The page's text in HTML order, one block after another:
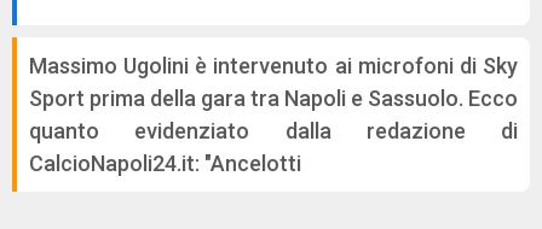
Massimo Ugolini è intervenuto ai microfoni di Sky
Sport prima della gara tra Napoli e Sassuolo. Ecco
quanto evidenziato dalla redazione di
CalcioNapoli24.it: "Ancelotti